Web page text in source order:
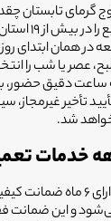
گرمای تابستان
همین دلیل
در همان ابتدای
عصر یا شب را
ساعت دقیق حضور،
تأخیر
شد.
تمام خدمات تعمیر
و این ضمانت